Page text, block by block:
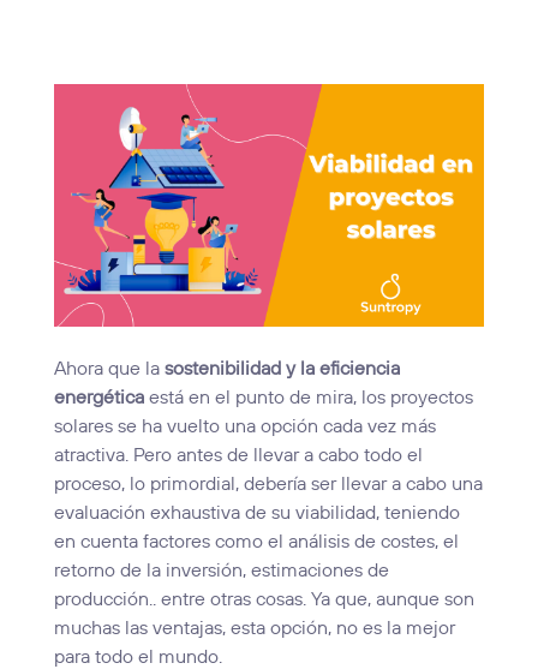
Ahora que lasostenibilidad y la eficiencia
energéticaestá en el punto de mira, los proyectos
solares se ha vuelto una opción cada vez más
atractiva. Pero antes de llevar a cabo todo el
proceso, lo primordial, debería ser llevar a cabo una
evaluación exhaustiva de su viabilidad, teniendo
en cuenta factores como el análisis de costes, el
retorno de la inversión, estimaciones de
producción.. entre otras cosas. Ya que, aunque son
muchas las ventajas, esta opción, no es la mejor
para todo el mundo.